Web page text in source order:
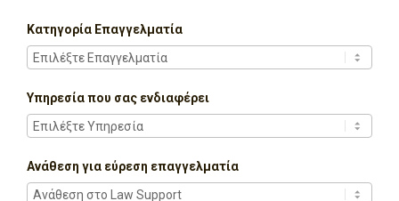
Κατηγορία Επαγγελματία
Υπηρεσία που σας ενδιαφέρει
Ανάθεση για εύρεση επαγγελματία